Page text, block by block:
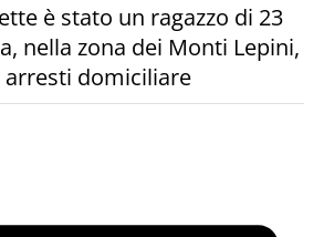
è stato un ragazzo di 23
nella zona dei Monti Lepini,
arresti domiciliare